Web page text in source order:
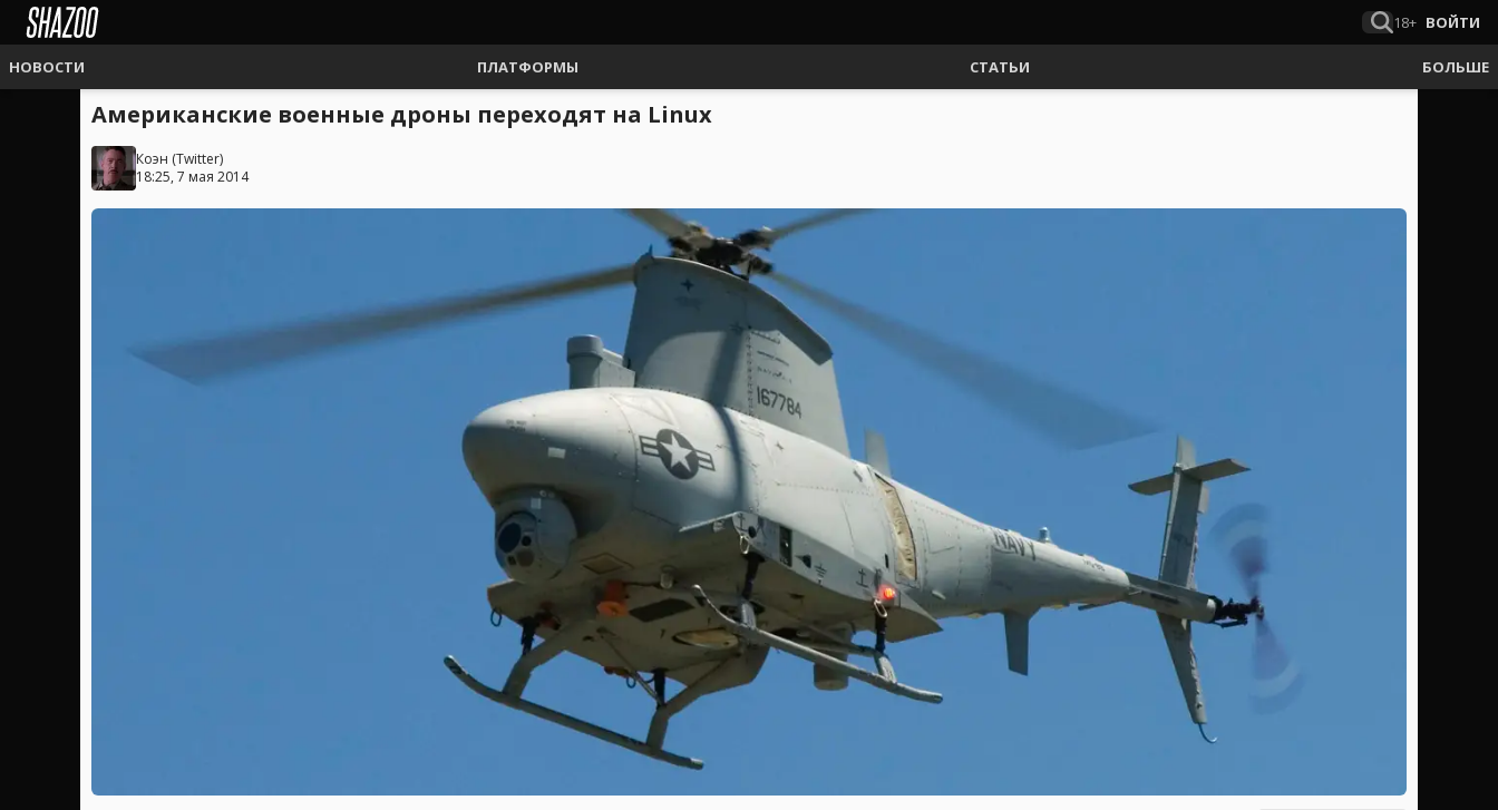
18+ ВОЙТИ
НОВОСТИ ПЛАТФОРМЫ СТАТЬИ БОЛЬШЕ
Американские военные дроны переходят на Linux
Коэн (Twitter)
18:25, 7 мая 2014